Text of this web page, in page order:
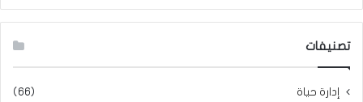
تصنيفات
إدارة حياة (66)